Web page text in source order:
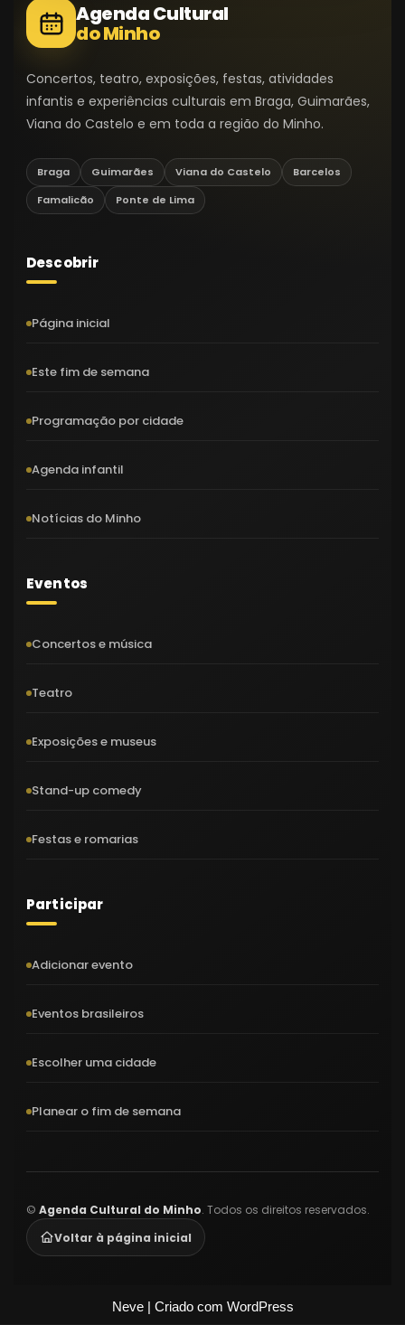
Agenda Cultural
do Minho
Concertos, teatro, exposições, festas, atividades
infantis e experiências culturais em Braga, Guimarães,
Viana do Castelo e em toda a região do Minho.
Braga Guimarães Viana do Castelo
Barcelos
Famalicão
Ponte de Lima
Descobrir
Página inicial
Este fim de semana
Programação por cidade
Agenda infantil
Notícias do Minho
Eventos
Concertos e música
Teatro
Exposições e museus
Stand-up comedy
Festas e romarias
Participar
Adicionar evento
Eventos brasileiros
Escolher uma cidade
Planear o fim de semana
© Agenda Cultural do Minho. Todos os direitos reservados.
Voltar à página inicial
Neve| Criado com WordPress